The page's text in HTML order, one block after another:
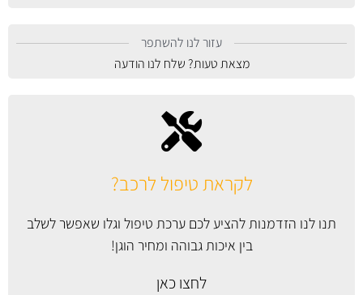
לקראת טיפול לרכב?
תנו לנו הזדמנות להציע לכם ערכת טיפול וגלו שאפשר לשלב
בין איכות גבוהה ומחיר הוגן!
לחצו כאן
עזור לנו להשתפר
מצאת טעות? שלח לנו הודעה